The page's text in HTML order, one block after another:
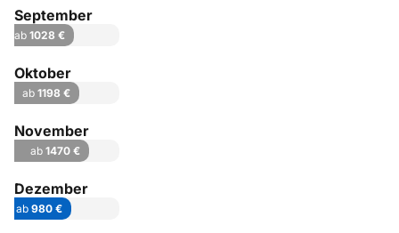
September
ab 1028 €
Oktober
ab 1198 €
November
ab 1470 €
Dezember
ab 980 €